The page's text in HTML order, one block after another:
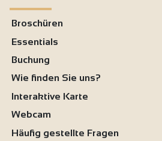
Broschüren
Essentials
Buchung
Wie finden Sie uns?
Interaktive Karte
Webcam
Häufig gestellte Fragen